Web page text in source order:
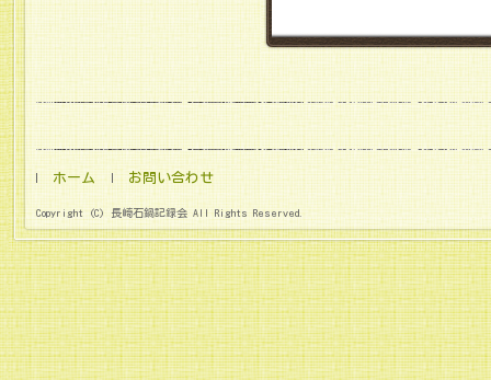
ホーム お問い合わせ
Copyright (C) 長崎石鍋記録会 All Rights Reserved.